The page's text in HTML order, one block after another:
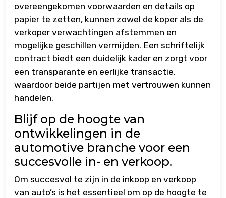
overeengekomen voorwaarden en details op
papier te zetten, kunnen zowel de koper als de
verkoper verwachtingen afstemmen en
mogelijke geschillen vermijden. Een schriftelijk
contract biedt een duidelijk kader en zorgt voor
een transparante en eerlijke transactie,
waardoor beide partijen met vertrouwen kunnen
handelen.
Blijf op de hoogte van
ontwikkelingen in de
automotive branche voor een
succesvolle in- en verkoop.
Om succesvol te zijn in de inkoop en verkoop
van auto’s is het essentieel om op de hoogte te